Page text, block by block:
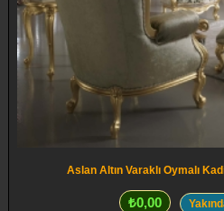
Aslan Altın Varaklı Oymalı
₺0,00